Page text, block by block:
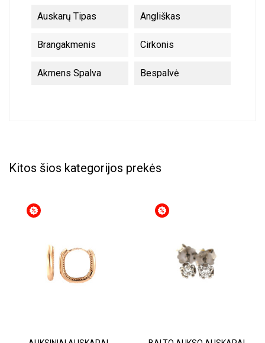
Auskarų Tipas Angliškas
Brangakmenis Cirkonis
Akmens Spalva Bespalvė
Kitos šios kategorijos prekės